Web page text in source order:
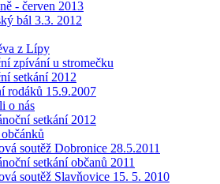
- červen 2013
bál 3.3. 2012
z Lípy
zpívání u stromečku
setkání 2012
rodáků 15.9.2007
o nás
setkání 2012
soutěž Dobronice 28.5.2011
setkání občanů 2011
soutěž Slavňovice 15. 5. 2010